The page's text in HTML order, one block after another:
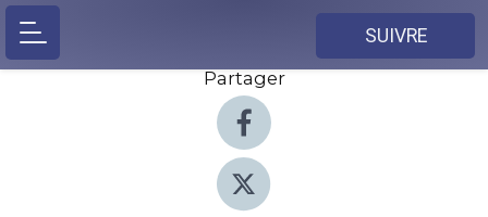
SUIVRE
Partager